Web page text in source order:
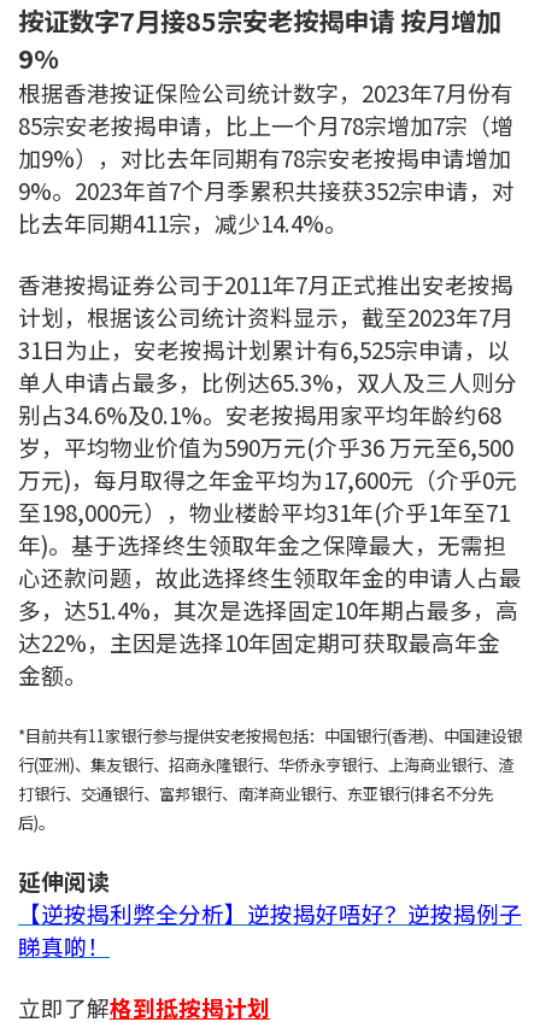
按证数字7月接85宗安老按揭申请 按月增加
9%
根据香港按证保险公司统计数字，2023年7月份有
85宗安老按揭申请，比上一个月78宗增加7宗（增
加9%），对比去年同期有78宗安老按揭申请增加
9%。2023年首7个月季累积共接获352宗申请，对
比去年同期411宗，减少14.4%。
香港按揭证券公司于2011年7月正式推出安老按揭
计划，根据该公司统计资料显示，截至2023年7月
31日为止，安老按揭计划累计有6,525宗申请，以
单人申请占最多，比例达65.3%，双人及三人则分
别占34.6%及0.1%。安老按揭用家平均年龄约68
岁，平均物业价值为590万元(介乎36 万元至6,500
万元)，每月取得之年金平均为17,600元（介乎0元
至198,000元），物业楼龄平均31年(介乎1年至71
年)。基于选择终生领取年金之保障最大，无需担
心还款问题，故此选择终生领取年金的申请人占最
多，达51.4%，其次是选择固定10年期占最多，高
达22%，主因是选择10年固定期可获取最高年金
金额。
*目前共有11家银行参与提供安老按揭包括：中国银行(香港)、中国建设银
行(亚洲)、集友银行、招商永隆银行、华侨永亨银行、上海商业银行、渣
打银行、交通银行、富邦银行、南洋商业银行、东亚银行(排名不分先
后)。
延伸阅读
【逆按揭利弊全分析】逆按揭好唔好？逆按揭例子
睇真啲！
立即了解格到抵按揭计划